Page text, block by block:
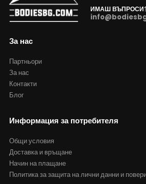
ИМАШ
За нас
Партньори
За нас
Контакти
Блог
Информация за потребителя
Общи условия
Доставка и връщане
Начин на плащане
Политика за защита на лични данни и